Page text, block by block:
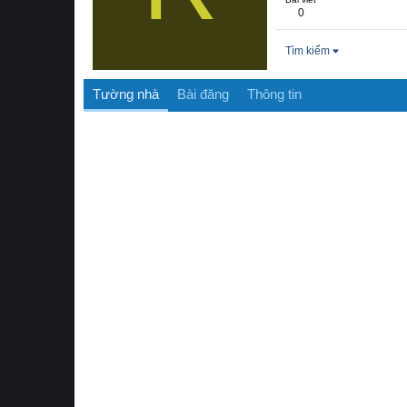
0
Tìm kiếm
Tường nhà Bài đăng Thông tin